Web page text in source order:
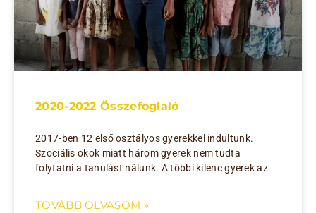
2020-2022 Összefoglaló
2017-ben 12 első osztályos gyerekkel indultunk.
Szociális okok miatt három gyerek nem tudta
folytatni a tanulást nálunk. A többi kilenc gyerek az
TOVÁBB OLVASOM »